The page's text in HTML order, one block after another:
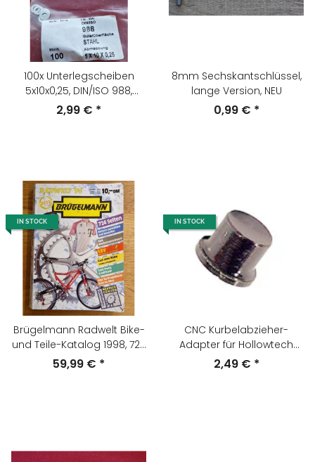
100x Unterlegscheiben
5x10x0,25, DIN/ISO 988,
Stahl, NEU
2,99 € *
8mm Sechskantschlüssel,
lange Version, NEU
0,99 € *
IN STOCK
Brügelmann Radwelt Bike-
und Teile-Katalog 1998, 725
Seiten, gebraucht
59,99 € *
IN STOCK
CNC Kurbelabzieher-
Adapter für Hollowtech
(wie TL-FC15), NEU
2,49 € *